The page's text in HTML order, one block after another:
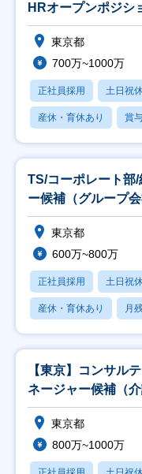
HRオープンポジシ
東京都
700万~1000万
正社員採用 土日祝
産休・育休あり 賞
TS/コーポレート部
ー候補（グループ会
東京都
600万~800万
正社員採用 土日祝
産休・育休あり 月
【東京】コンサル
ネージャー候補（
東京都
800万~1000万